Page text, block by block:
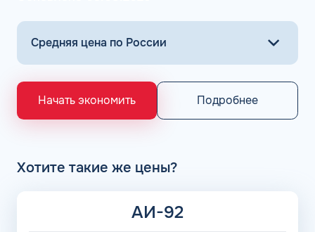
Основными поставщиками для АЗС Flash являются
выпускающие лучшее топливо в стране экологического
класса Евро 5: ООО «Газпром добыча Астрахань» ПАО
«Газпром», Рязанский НПЗ, Саратовский НПЗ, Уфимский
НПЗ группы Роснефть. АЗС Flash и АГЗС компании
Начать экономить Подробнее
Хотите такие же цены?
АИ-92